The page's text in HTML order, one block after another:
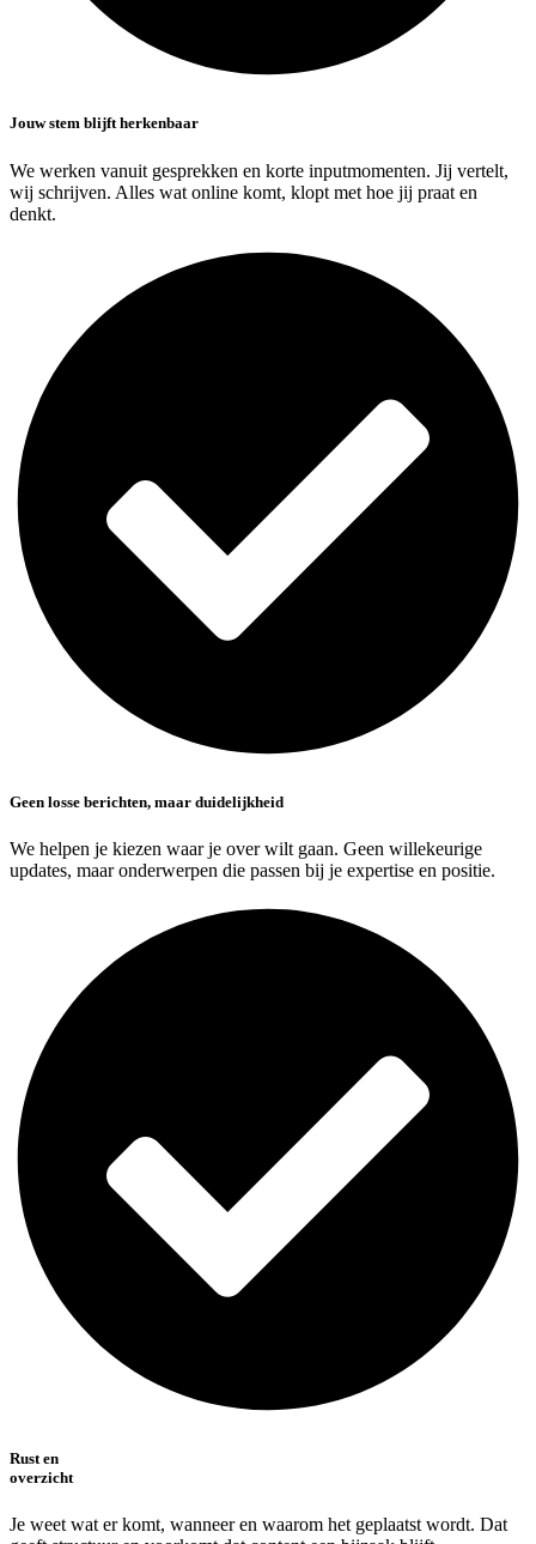
Jouw stem blijft herkenbaar
We werken vanuit gesprekken en korte inputmomenten. Jij vertelt,
wij schrijven. Alles wat online komt, klopt met hoe jij praat en
denkt.
Geen losse berichten, maar duidelijkheid
We helpen je kiezen waar je over wilt gaan. Geen willekeurige
updates, maar onderwerpen die passen bij je expertise en positie.
Rust en
overzicht
Je weet wat er komt, wanneer en waarom het geplaatst wordt. Dat